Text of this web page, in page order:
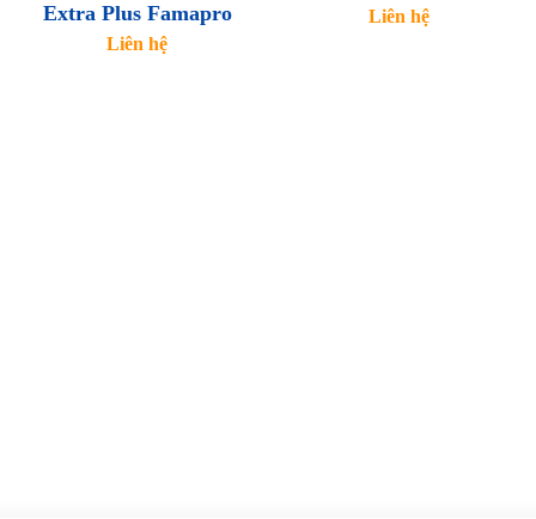
Extra Plus Famapro
Liên hệ
Liên hệ